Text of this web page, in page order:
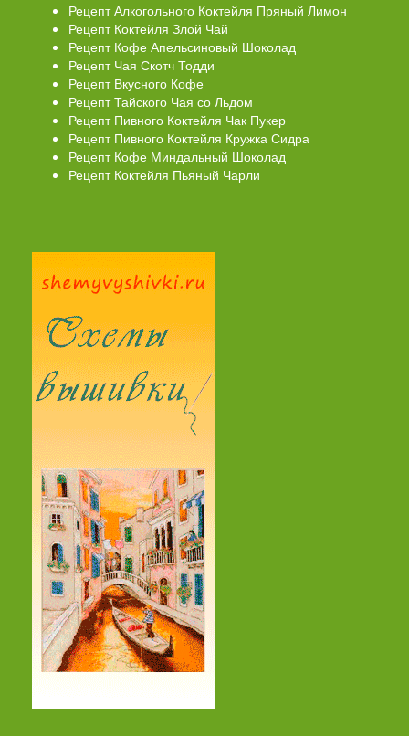
Рецепт Алкогольного Коктейля Пряный Лимон
Рецепт Коктейля Злой Чай
Рецепт Кофе Апельсиновый Шоколад
Рецепт Чая Скотч Тодди
Рецепт Вкусного Кофе
Рецепт Тайского Чая со Льдом
Рецепт Пивного Коктейля Чак Пукер
Рецепт Пивного Коктейля Кружка Сидра
Рецепт Кофе Миндальный Шоколад
Рецепт Коктейля Пьяный Чарли